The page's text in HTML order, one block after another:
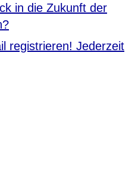
in die Zukunft der
registrieren! Jederzeit